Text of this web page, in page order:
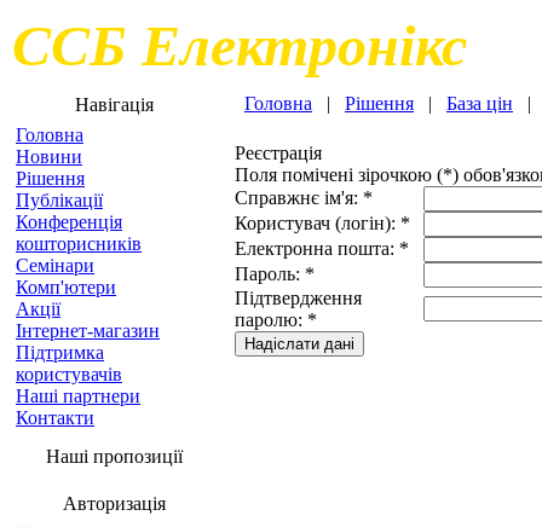
ССБ Електронікс
Навігація
Головна
Новини
Рішення
Публікації
Конференція
кошторисників
Семінари
Комп'ютери
Акції
Інтернет-магазин
Підтримка
користувачів
Наші партнери
Контакти
Наші пропозиції
Авторизація
Головна | Рішення | База цін
Реєстрація
Поля помічені зірочкою (*)
Справжнє ім'я: *
Користувач (логін): *
Електронна пошта: *
Пароль: *
Підтвердження
паролю: *